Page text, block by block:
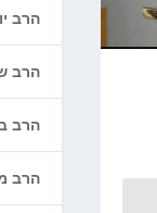
הרב
הרב
הרב
הרב